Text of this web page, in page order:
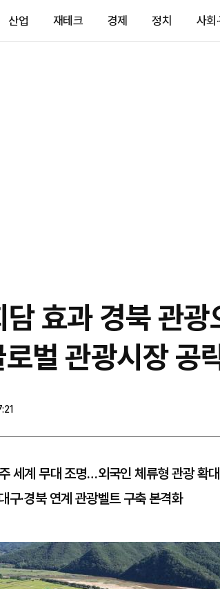
산업 재테크 경제 정치 사회
담 효과 경북 관
벌 관광시장 공
세계 무대 조명…외국인 체류형 관광 확
구·경북 연계 관광벨트 구축 본격화